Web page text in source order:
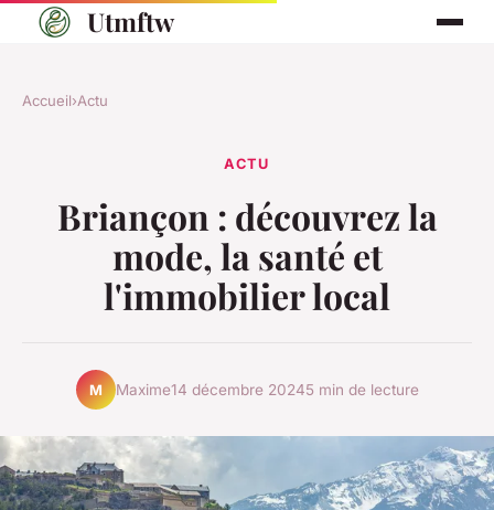
Utmftw
Accueil›Actu
ACTU
Briançon : découvrez la
mode, la santé et
l'immobilier local
M Maxime14 décembre 20245 min de lecture